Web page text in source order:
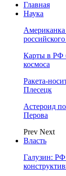
Главная
Наука
Карты в РФ
космоса
Ракета-
Плесецк
Астероид
Перова
Prev Next
Власть
Галузин: РФ